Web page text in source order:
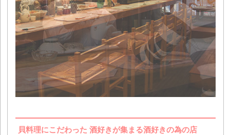
貝料理にこだわった 酒好きが集まる酒好きの為の店